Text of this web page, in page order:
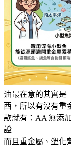
油最在意的其實是
西，所以有沒有重
款就有：AA 無添
證
而且重金屬、塑化